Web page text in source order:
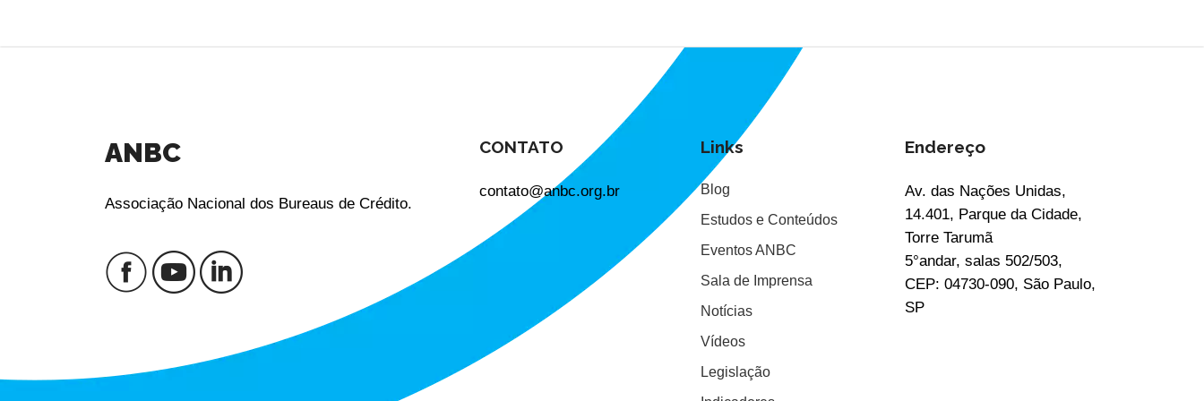
ANBC
Associação Nacional dos Bureaus de Crédito.
CONTATO
contato@anbc.org.br
Links
Blog
Estudos e Conteúdos
Eventos ANBC
Sala de Imprensa
Notícias
Vídeos
Legislação
Endereço
Av. das Nações Unidas,
14.401, Parque da Cidade,
Torre Tarumã
5°andar, salas 502/503,
CEP: 04730-090, São Paulo,
SP